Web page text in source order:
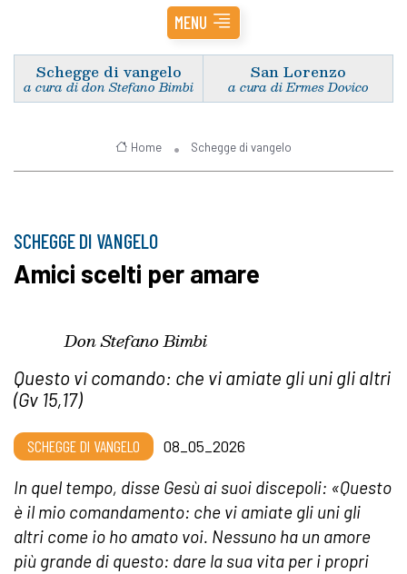
MENU
Schegge di vangelo
a cura di don Stefano Bimbi
San Lorenzo
a cura di Ermes Dovico
Home Schegge di vangelo
SCHEGGE DI VANGELO
Amici scelti per amare
Don Stefano Bimbi
Questo vi comando: che vi amiate gli uni gli altri
(Gv 15,17)
SCHEGGE DI VANGELO 08_05_2026
In quel tempo, disse Gesù ai suoi discepoli: «Questo
è il mio comandamento: che vi amiate gli uni gli
altri come io ho amato voi. Nessuno ha un amore
più grande di questo: dare la sua vita per i propri